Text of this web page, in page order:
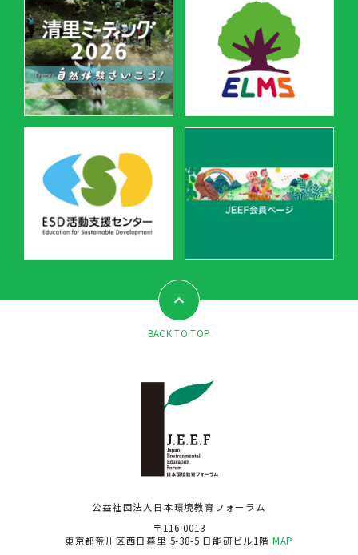
BACK TO TOP
公益社団法人日本環境教育フォーラム
〒116-0013
東京都荒川区西日暮里 5-38-5 日能研ビル1階 MAP